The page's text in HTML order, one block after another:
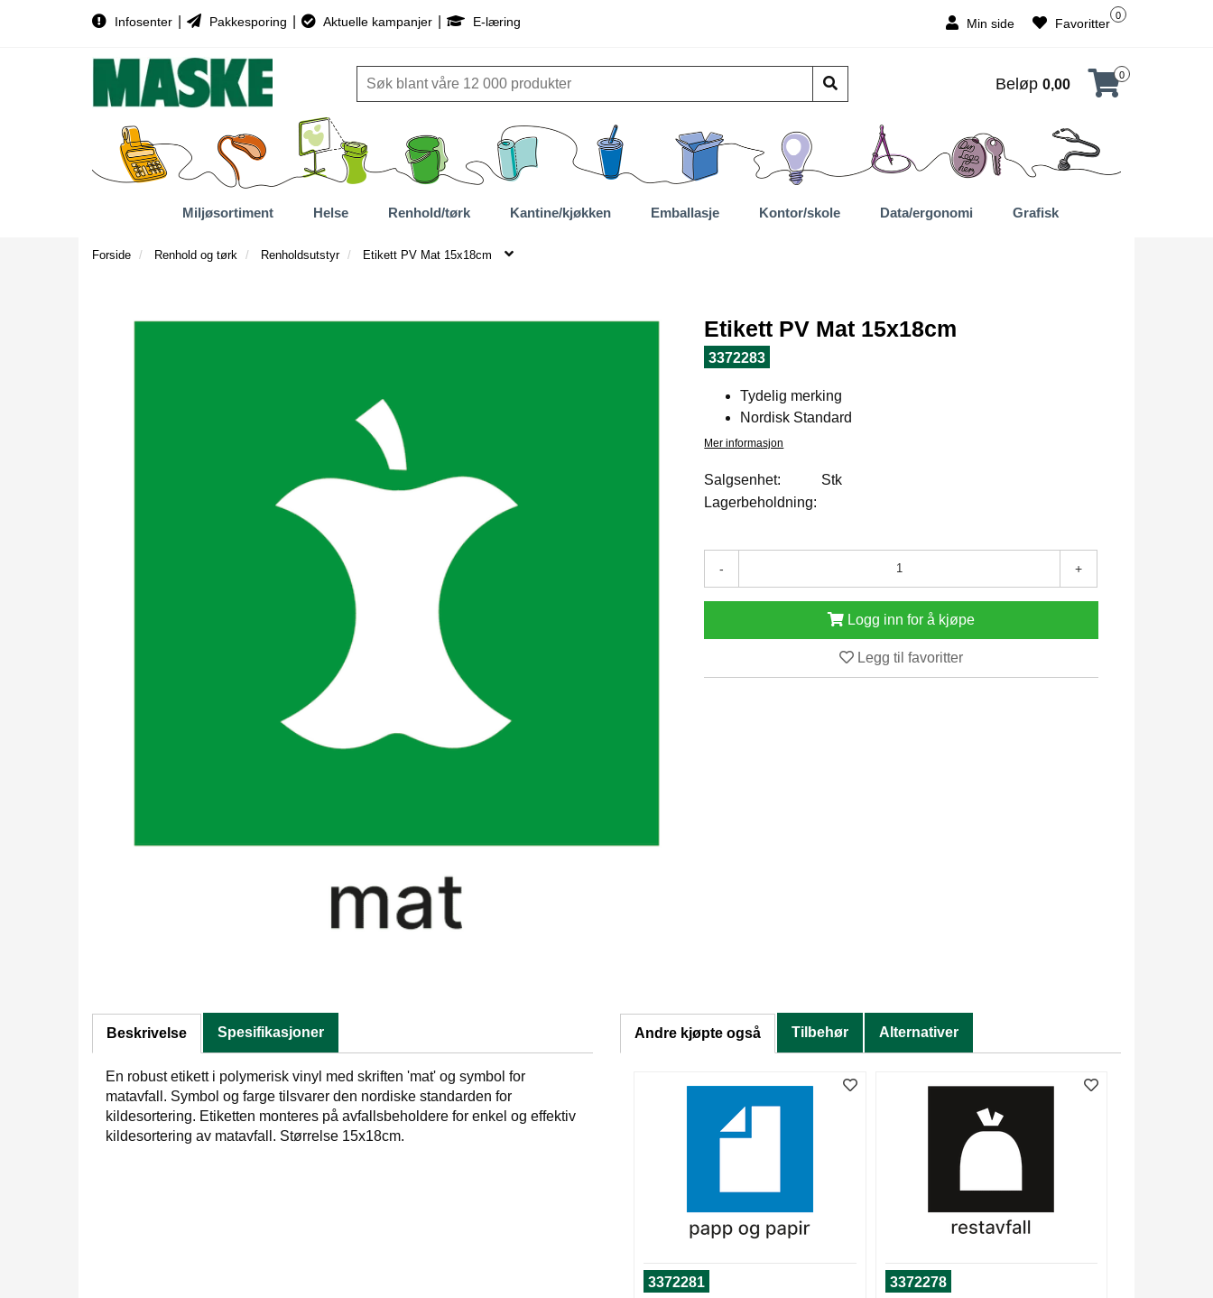
Infosenter Pakkesporing Aktuelle kampanjer E-læring Min side
0
Favoritter
Beløp 0,00
0
Miljøsortiment Helse Renhold/tørk Kantine/kjøkken Emballasje Kontor/skole Data/ergonomi Grafisk
Forside Renhold og tørk Renholdsutstyr Etikett PV Mat 15x18cm
Etikett PV Mat 15x18cm
3372283
Tydelig merking
Nordisk Standard
Mer informasjon
Salgsenhet:
Stk
Lagerbeholdning:
- +
Logg inn for å kjøpe
Legg til favoritter
Beskrivelse Spesifikasjoner
En robust etikett i polymerisk vinyl med skriften 'mat' og symbol for
matavfall. Symbol og farge tilsvarer den nordiske standarden for
kildesortering. Etiketten monteres på avfallsbeholdere for enkel og effektiv
kildesortering av matavfall. Størrelse 15x18cm.
Andre kjøpte også Tilbehør Alternativer
3372281
3372278